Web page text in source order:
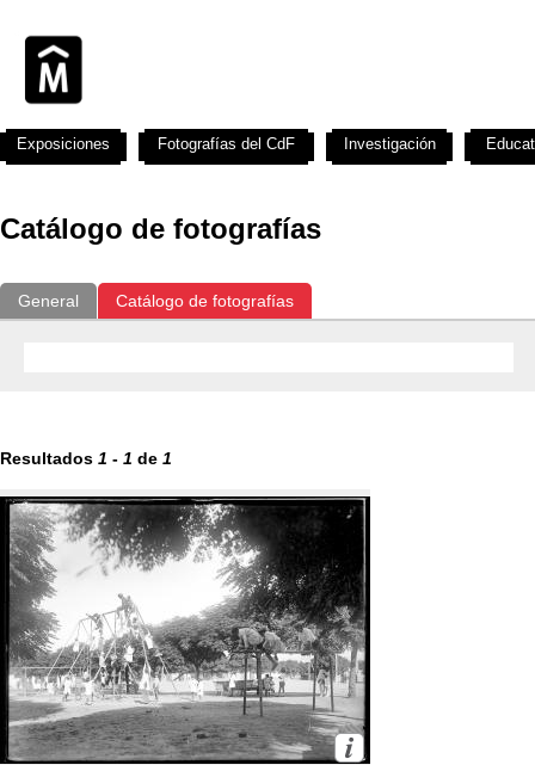
Catálogo de fotografías
General Catálogo de fotografías
Resultados 1 - 1 de 1
Exposiciones Fotografías del CdF Investigación